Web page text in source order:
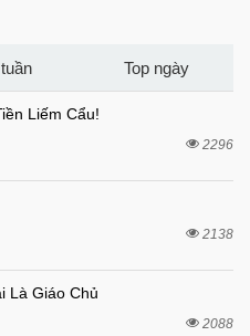
7 tháng trước Top ngày
Liếm Cẩu!
2296
2138
Là Giáo Chủ
2088